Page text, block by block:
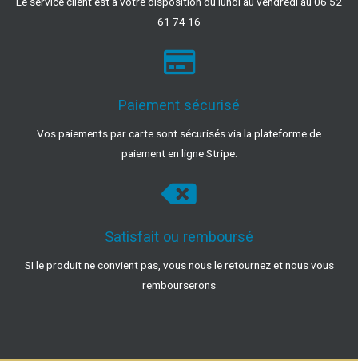
61 74 16
Paiement sécurisé
Vos paiements par carte sont sécurisés via la plateforme de
paiement en ligne Stripe.
Satisfait ou remboursé
SI le produit ne convient pas, vous nous le retournez et nous vous
rembourserons